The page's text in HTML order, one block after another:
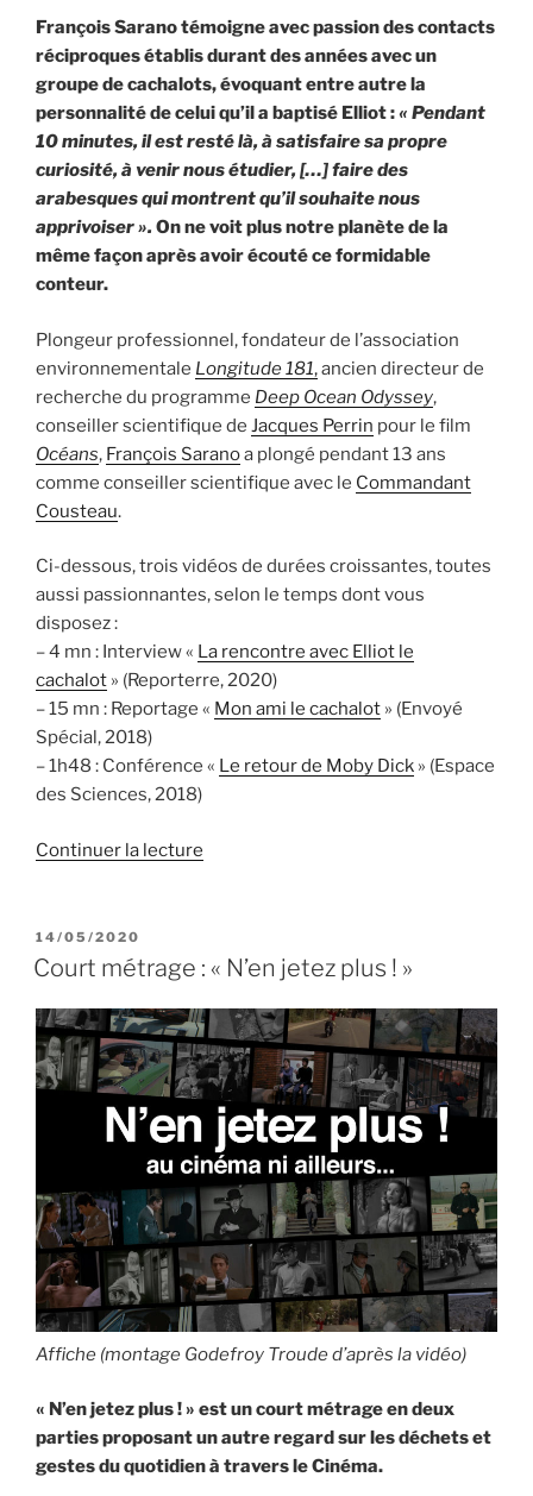
François Sarano témoigne avec passion des contacts
réciproques établis durant des années avec un
groupe de cachalots, évoquant entre autre la
personnalité de celui qu’il a baptisé Elliot :« Pendant
10 minutes, il est resté là, à satisfaire sa propre
curiosité, à venir nous étudier, […] faire des
arabesques qui montrent qu’il souhaite nous
apprivoiser ». On ne voit plus notre planète de la
même façon après avoir écouté ce formidable
conteur.
Plongeur professionnel, fondateur de l’association
environnementale Longitude 181,ancien directeur de
recherche du programme Deep Ocean Odyssey,
conseiller scientifique de Jacques Perrin pour le film
Océans, François Saranoa plongé pendant 13 ans
comme conseiller scientifique avec le Commandant
Cousteau.
Ci-dessous, trois vidéos de durées croissantes, toutes
aussi passionnantes, selon le temps dont vous
disposez :
– 4 mn : Interview « La rencontre avec Elliot le
cachalot » (Reporterre, 2020)
– 15 mn : Reportage « Mon ami le cachalot » (Envoyé
Spécial, 2018)
– 1h48 : Conférence « Le retour de Moby Dick » (Espace
des Sciences, 2018)
Continuer la lecture
le
a
souhaité
m’apprivoiser »
PUBLIÉ
LE
14/05/2020
Court métrage : « N’en jetez plus ! »
Affiche (montage Godefroy Troude d’après la vidéo)
« N’en jetez plus ! » est un court métrage en deux
parties proposant un autre regard sur les déchets et
gestes du quotidien à travers le Cinéma.